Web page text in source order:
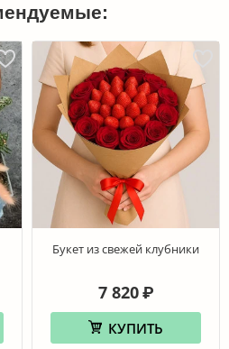
Букет из свежей клубники
7 820 ₽
КУПИТЬ